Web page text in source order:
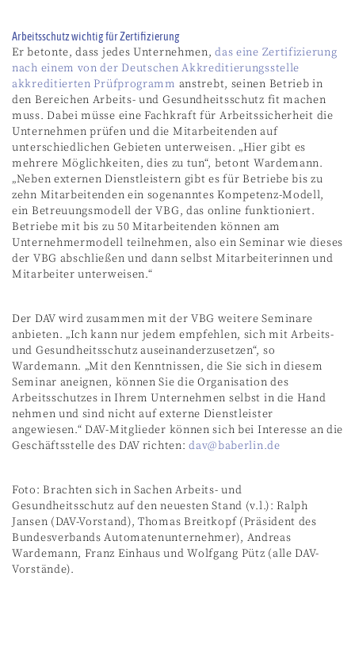
Arbeitsschutz wichtig für Zertifizierung
Er betonte, dass jedes Unternehmen,das eine Zertifizierung
nach einem von der Deutschen Akkreditierungsstelle
akkreditierten Prüfprogramm anstrebt, seinen Betrieb in
den Bereichen Arbeits- und Gesundheitsschutz fit machen
muss. Dabei müsse eine Fachkraft für Arbeitssicherheit die
Unternehmen prüfen und die Mitarbeitenden auf
unterschiedlichen Gebieten unterweisen. „Hier gibt es
mehrere Möglichkeiten, dies zu tun“, betont Wardemann.
„Neben externen Dienstleistern gibt es für Betriebe bis zu
zehn Mitarbeitenden ein sogenanntes Kompetenz-Modell,
ein Betreuungsmodell der VBG, das online funktioniert.
Betriebe mit bis zu 50 Mitarbeitenden können am
Unternehmermodell teilnehmen, also ein Seminar wie dieses
der VBG abschließen und dann selbst Mitarbeiterinnen und
Mitarbeiter unterweisen.“
Der DAV wird zusammen mit der VBG weitere Seminare
anbieten. „Ich kann nur jedem empfehlen, sich mit Arbeits-
und Gesundheitsschutz auseinanderzusetzen“, so
Wardemann. „Mit den Kenntnissen, die Sie sich in diesem
Seminar aneignen, können Sie die Organisation des
Arbeitsschutzes in Ihrem Unternehmen selbst in die Hand
nehmen und sind nicht auf externe Dienstleister
angewiesen.“ DAV-Mitglieder können sich bei Interesse an die
Geschäftsstelle des DAV richten:dav@baberlin.de
Foto: Brachten sich in Sachen Arbeits- und
Gesundheitsschutz auf den neuesten Stand (v.l.): Ralph
Jansen (DAV-Vorstand), Thomas Breitkopf (Präsident des
Bundesverbands Automatenunternehmer), Andreas
Wardemann, Franz Einhaus und Wolfgang Pütz (alle DAV-
Vorstände).